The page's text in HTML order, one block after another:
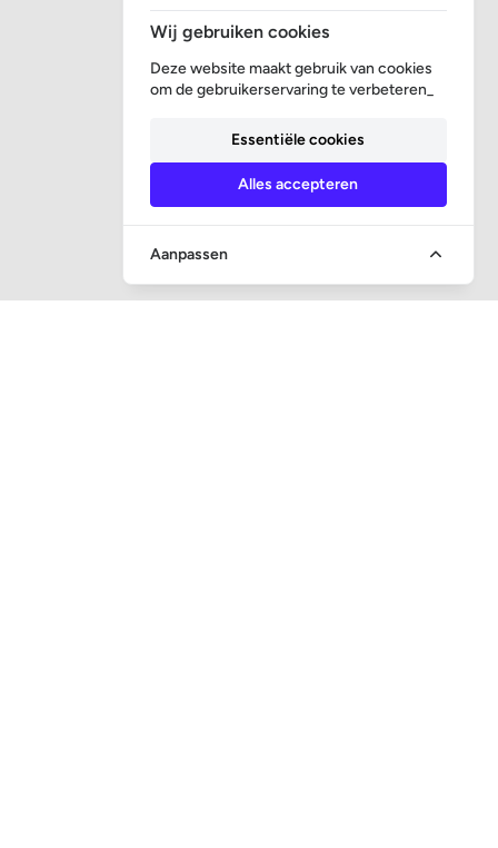
Wij gebruiken cookies
Deze website maakt gebruik van cookies
om de gebruikerservaring te verbeteren_
Essentiële cookies
Alles accepteren
Aanpassen